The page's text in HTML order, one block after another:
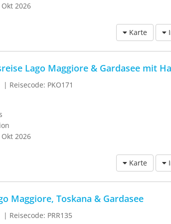
2026
Karte
Lago Maggiore & Gardasee mit
| Reisecode: PKO171
2026
Karte
Maggiore, Toskana & Gardasee
| Reisecode: PRR135